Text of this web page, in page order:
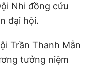
Nhi đồng cứu
đại hội.
Trần Thanh Mẫn
tưởng niệm